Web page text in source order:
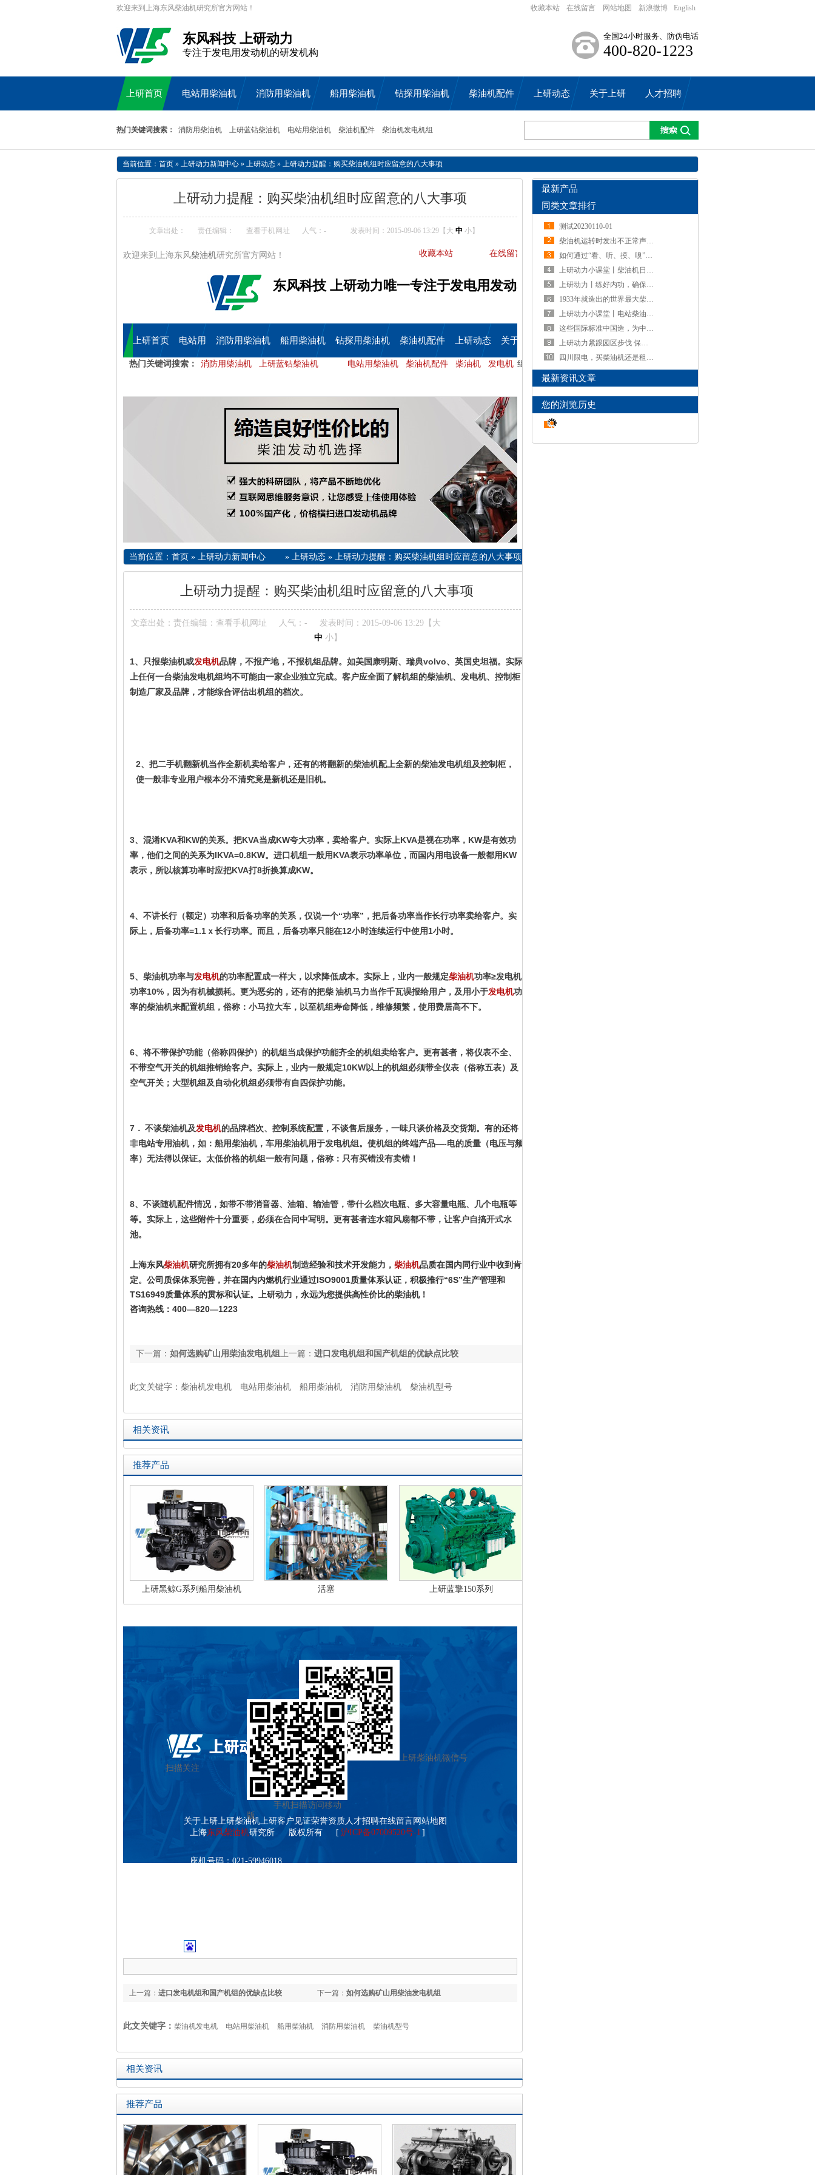
欢迎来到上海东风柴油机研究所官方网站！ 收藏本站 在线留言 网站地图 新浪微博 English
东风科技 上研动力
专注于发电用发动机的研发机构
全国24小时服务、防伪电话
400-820-1223
上研首页 电站用柴油机 消防用柴油机 船用柴油机 钻探用柴油机 柴油机配件 上研动态 关于上研 人才招聘
热门关键词搜索： 消防用柴油机 上研蓝钻柴油机 电站用柴油机 柴油机配件 柴油机发电机组
当前位置： 首页 » 上研动力新闻中心 » 上研动态 » 上研动力提醒：购买柴油机组时应留意的八大事项
上研动力提醒：购买柴油机组时应留意的八大事项
文章出处： 责任编辑： 查看手机网址 人气： - 发表时间：2015-09-06 13:29【 大 中 小】
欢迎来到上海东风柴油机研究所官方网站！ 收藏本站 在线留言 网站地图 新浪微博
东风科技 上研动力唯一专注于发电用发动机的研发机构
全国24小时服务、防伪电话400-820-1223
上研首页 电站用 消防用柴油机 船用柴油机 钻探用柴油机 柴油机配件 上研动态 关于上研 人才招聘
热门关键词搜索： 消防用柴油机 上研蓝钻柴油机 电站用柴油机 柴油机配件 柴油机 发电机 组
当前位置： 首页 » 上研动力新闻中心 » 上研动态 » 上研动力提醒：购买柴油机组时应留意的八大事项
上研动力提醒：购买柴油机组时应留意的八大事项
文章出处：责任编辑： 查看手机网址 人气： - 发表时间：2015-09-06 13:29【 大
中 小 】
1、只报柴油机或发电机品牌，不报产地，不报机组品牌。如美国康明斯、瑞典volvo、英国史坦福。实际
上任何一台柴油发电机组均不可能由一家企业独立完成。客户应全面了解机组的柴油机、发电机、控制柜
制造厂家及品牌，才能综合评估出机组的档次。
2、把二手机翻新机当作全新机卖给客户，还有的将翻新的柴油机配上全新的柴油发电机组及控制柜，
使一般非专业用户根本分不清究竟是新机还是旧机。
3、混淆KVA和KW的关系。把KVA当成KW夸大功率，卖给客户。实际上KVA是视在功率，KW是有效功
率，他们之间的关系为IKVA=0.8KW。进口机组一般用KVA表示功率单位，而国内用电设备一般都用KW
表示，所以核算功率时应把KVA打8折换算成KW。
4、不讲长行（额定）功率和后备功率的关系，仅说一个“功率”，把后备功率当作长行功率卖给客户。实
际上，后备功率=1.1ｘ长行功率。而且，后备功率只能在12小时连续运行中使用1小时。
5、柴油机功率与发电机的功率配置成一样大，以求降低成本。实际上，业内一般规定柴油机功率≥发电机
功率10%，因为有机械损耗。更为恶劣的，还有的把柴 油机马力当作千瓦误报给用户，及用小于发电机功
率的柴油机来配置机组，俗称：小马拉大车，以至机组寿命降低，维修频繁，使用费居高不下。
6、将不带保护功能（俗称四保护）的机组当成保护功能齐全的机组卖给客户。更有甚者，将仪表不全、
不带空气开关的机组推销给客户。实际上，业内一般规定10KW以上的机组必须带全仪表（俗称五表）及
空气开关；大型机组及自动化机组必须带有自四保护功能。
7． 不谈柴油机及发电机的品牌档次、控制系统配置，不谈售后服务，一味只谈价格及交货期。有的还将
非电站专用油机，如：船用柴油机，车用柴油机用于发电机组。使机组的终端产品—-电的质量（电压与频
率）无法得以保证。太低价格的机组一般有问题，俗称：只有买错没有卖错！
8、不谈随机配件情况，如带不带消音器、油箱、输油管，带什么档次电瓶、多大容量电瓶、几个电瓶等
等。实际上，这些附件十分重要，必须在合同中写明。更有甚者连水箱风扇都不带，让客户自搞开式水
池。
上海东风柴油机研究所拥有20多年的柴油机制造经验和技术开发能力， 柴油机品质在国内同行业中收到肯
定。公司质保体系完善，并在国内内燃机行业通过ISO9001质量体系认证，积极推行“6S”生产管理和
TS16949质量体系的贯标和认证。上研动力，永远为您提供高性价比的柴油机！
咨询热线：400—820—1223
下一篇： 如何选购矿山用柴油发电机组上一篇： 进口发电机组和国产机组的优缺点比较
此文关键字： 柴油机发电机 电站用柴油机 船用柴油机 消防用柴油机 柴油机型号
相关资讯
推荐产品
上研黑鲸G系列船用柴油机 活塞 上研蓝擎150系列
上研柴油机微信号
扫描关注
关于上研上研柴油机上研客户见证荣誉资质人才招聘在线留言网站地图
上海东风柴油机研究所 版权所有 [ 沪ICP备07009520号-1 ]
座机号码：021-59946018
手机扫描访问移动
版
下一篇： 如何选购矿山用柴油发电机组
上一篇： 进口发电机组和国产机组的优缺点比较
此文关键字： 柴油机发电机 电站用柴油机 船用柴油机 消防用柴油机 柴油机型号
相关资讯
推荐产品
最新产品
同类文章排行
测试20230110-01
柴油机运转时发出不正常声响时，代表哪些故障？（上）
如何通过“看、听、摸、嗅”找出柴油机故障吗？
上研动力小课堂丨柴油机日常维护有哪些点？
上研动力丨练好内功，确保质量，初心不改
1933年就造出的世界最大柴油机究竟有多大？
上研动力小课堂丨电站柴油机主要用在哪些领域
这些国际标准中国造，为中国制造点赞
上研动力紧跟园区步伐 保持高质量发展竞争力
四川限电，买柴油机还是租柴油发电机组？
最新资讯文章
您的浏览历史